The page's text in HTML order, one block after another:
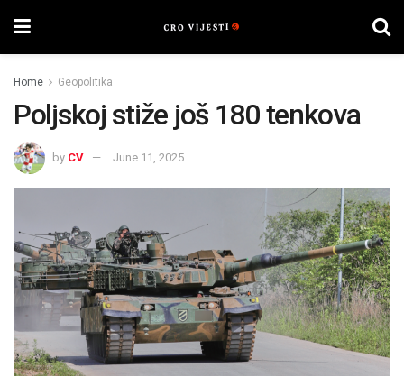
Home Geopolitika
Poljskoj stiže još 180 tenkova
by CV June 11, 2025